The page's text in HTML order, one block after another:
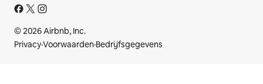
© 2026 Airbnb, Inc.
Privacy·Voorwaarden·Bedrijfsgegevens